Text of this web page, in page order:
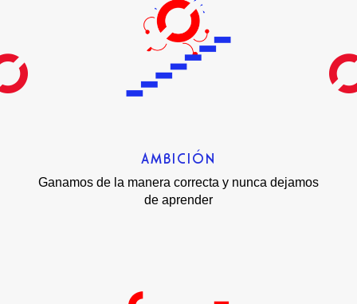
AMBICIÓN
Ganamos de la manera correcta y nunca dejamos
de aprender